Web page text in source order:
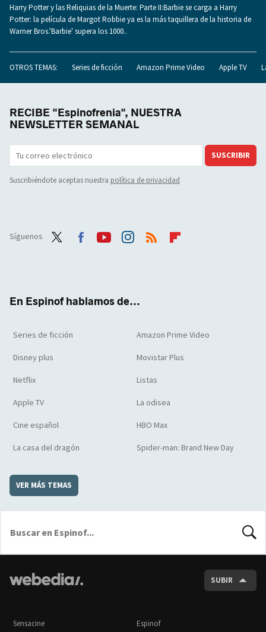
Harry Potter y las Reliquias de la Muerte: Parte II:Barbie se carga a Harry
Potter: la película de Margot Robbie ya es la más taquillera de la historia de
Warner Bros.'Barbie' supera los 1000..
OTROS TEMAS: Series de ficción Amazon Prime Video Apple TV
RECIBE "Espinofrenia", NUESTRA
NEWSLETTER SEMANAL
SUSCRIBIR
Suscribiéndote aceptas nuestra política de privacidad
Síguenos
En Espinof hablamos de...
Series de ficción Amazon Prime Video
Disney plus Movistar Plus
Netflix Listas
Apple TV La odisea
Cine español HBO Max
La casa del dragón Spider-man: Brand New Day
VER MÁS TEMAS
SUBIR
Sensacine Espinof